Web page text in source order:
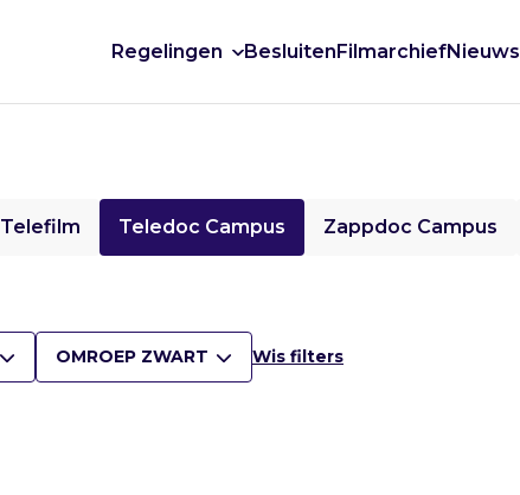
Regelingen BesluitenFilmarchiefNieuws
Telefilm Teledoc Campus Zappdoc Campus
OMROEP ZWART Wis filters